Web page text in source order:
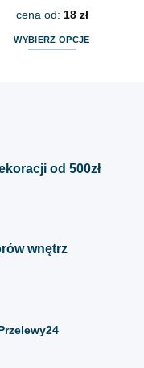
cena od: 18 zł
WYBIERZ OPCJE
można
od 500zł
wnętrz